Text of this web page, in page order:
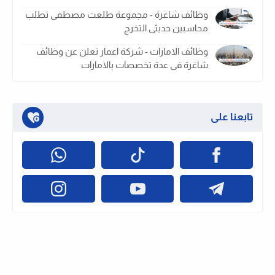
وظائف شاغرة - مجموعة طلعت مصطفى تطلب
محاسبين حديثى التخرج
وظائف الامارات - شركة اعمار تعلن عن وظائف
شاغرة فى عدة تخصصات بالامارات
تابعنا على